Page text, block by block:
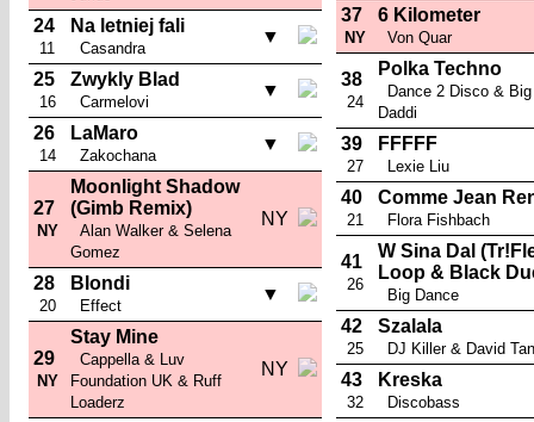
24
11
Na letniej fali
Casandra
▼
25
16
Zwykly Blad
Carmelovi
▼
26
14
LaMaro
Zakochana
▼
27
NY
Moonlight Shadow
(Gimb Remix)
Alan Walker & Selena
Gomez
NY
28
20
Blondi
Effect
▼
29
NY
Stay Mine
Cappella & Luv
Foundation UK & Ruff
Loaderz
NY
37
NY
6 Kilometer
Von Quar
38
24
Polka Techno
Dance 2 Disco & Big
Daddi
39
27
FFFFF
Lexie Liu
40
21
Comme Jean
Flora Fishbach
41
26
W Sina Dal
Loop & Black
Big Dance
42
25
Szalala
DJ Killer & David
43
32
Kreska
Discobass